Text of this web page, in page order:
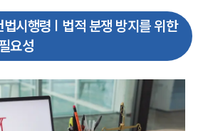
고객의 소리
통합검색
AI대륜
업무사례
주요 업무사례
법시행령 | 법적 분쟁 방지를 위한
요성